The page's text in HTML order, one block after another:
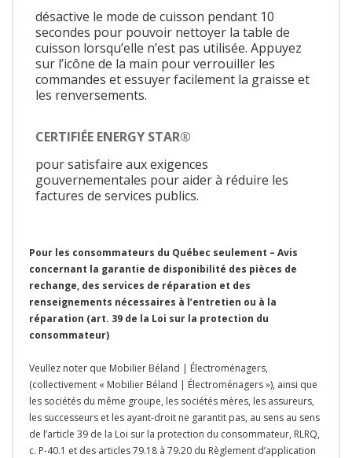
désactive le mode de cuisson pendant 10
secondes pour pouvoir nettoyer la table de
cuisson lorsqu’elle n’est pas utilisée. Appuyez
sur l’icône de la main pour verrouiller les
commandes et essuyer facilement la graisse et
les renversements.
CERTIFIÉE ENERGY STAR®
pour satisfaire aux exigences
gouvernementales pour aider à réduire les
factures de services publics.
Pour les consommateurs du Québec seulement – Avis
concernant la garantie de disponibilité des pièces de
rechange, des services de réparation et des
renseignements nécessaires à l’entretien ou à la
réparation (art. 39 de la Loi sur la protection du
consommateur)
Veullez noter que Mobilier Béland | Électroménagers,
(collectivement « Mobilier Béland | Électroménagers »), ainsi que
les sociétés du même groupe, les sociétés mères, les assureurs,
les successeurs et les ayant-droit ne garantit pas, au sens au sens
de l’article 39 de la Loi sur la protection du consommateur, RLRQ,
c. P-40.1 et des articles 79.18 à 79.20 du Règlement d’application